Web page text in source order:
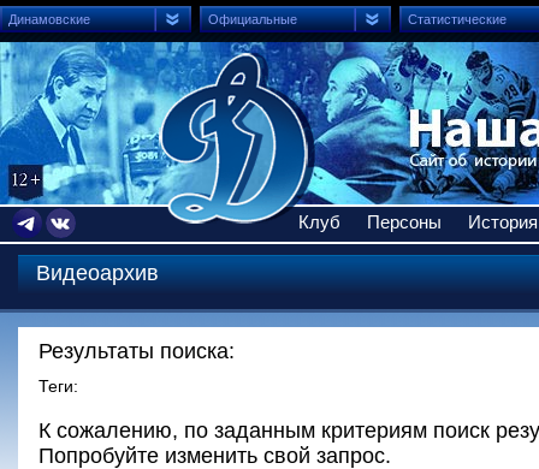
Динамовские Официальные Статистические
Клуб Персоны История
Видеоархив
Результаты поиска:
Теги:
К сожалению, по заданным критериям поиск
Попробуйте изменить свой запрос.